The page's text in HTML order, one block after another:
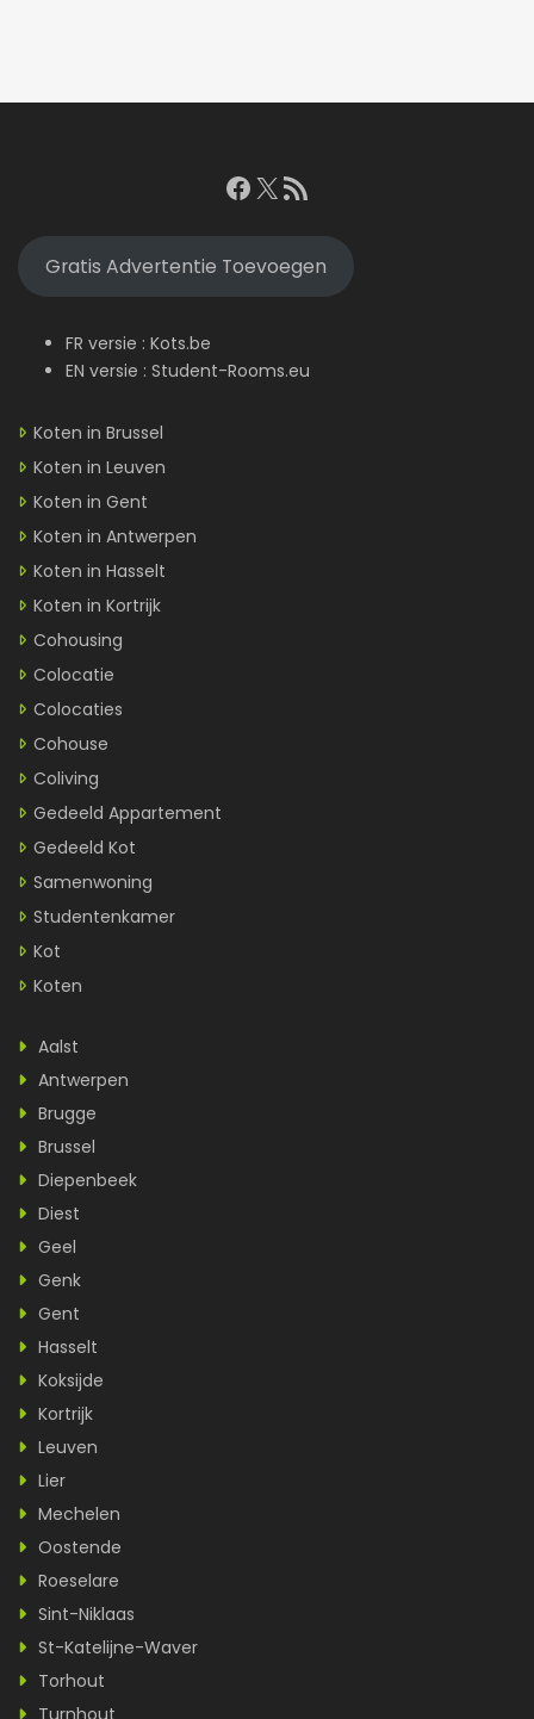
Facebook
X RSS feed
Gratis Advertentie Toevoegen
FR versie : Kots.be
EN versie : Student-Rooms.eu
Koten in Brussel
Koten in Leuven
Koten in Gent
Koten in Antwerpen
Koten in Hasselt
Koten in Kortrijk
Cohousing
Colocatie
Colocaties
Cohouse
Coliving
Gedeeld Appartement
Gedeeld Kot
Samenwoning
Studentenkamer
Kot
Koten
Aalst
Antwerpen
Brugge
Brussel
Diepenbeek
Diest
Geel
Genk
Gent
Hasselt
Koksijde
Kortrijk
Leuven
Lier
Mechelen
Oostende
Roeselare
Sint-Niklaas
St-Katelijne-Waver
Torhout